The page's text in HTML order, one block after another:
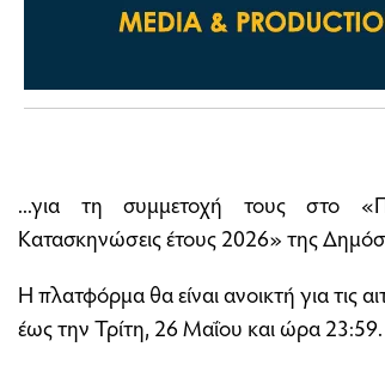
...για τη συμμετοχή τους στο
Κατασκηνώσεις έτους 2026» της
Η πλατφόρμα θα είναι ανοικτή για τις
έως την Τρίτη, 26 Μαΐου και ώρα 23:59.